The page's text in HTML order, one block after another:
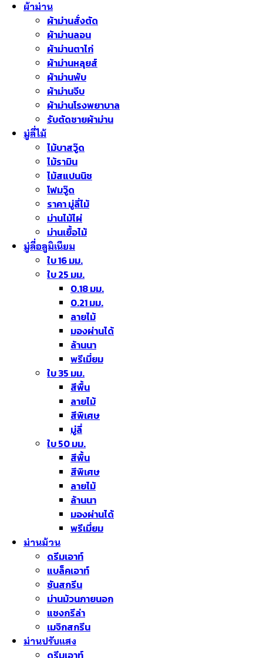
ผ้าม่าน
ผ้าม่านสั่งตัด
ผ้าม่านลอน
ผ้าม่านตาไก่
ผ้าม่านหลุยส์
ผ้าม่านพับ
ผ้าม่านจีบ
ผ้าม่านโรงพยาบาล
รับตัดชายผ้าม่าน
มู่ลี่ไม้
ไม้บาสวู๊ด
ไม้รามิน
ไม้สแปนนิช
โฟมวู๊ด
ราคา มู่ลี่ไม้
ม่านไม้ไผ่
ม่านเยื้อไม้
มู่ลี่อลูมิเนียม
ใบ 16 มม.
ใบ 25 มม.
0.18 มม.
0.21 มม.
ลายไม้
มองผ่านได้
ล้านนา
พรีเมี่ยม
ใบ 35 มม.
สีพื้น
ลายไม้
สีพิเศษ
มู่ลี่
ใบ 50 มม.
สีพื้น
สีพิเศษ
ลายไม้
ล้านนา
มองผ่านได้
พรีเมี่ยม
ม่านม้วน
ดรีมเอาท์
แบล็คเอาท์
ซันสกรีน
ม่านม้วนภายนอก
แชงกรีล่า
เมจิกสกรีน
ม่านปรับแสง